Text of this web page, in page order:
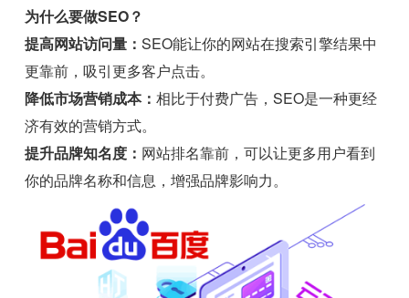
为什么要做SEO？
提高网站访问量：SEO能让你的网站在搜索引擎结果中
更靠前，吸引更多客户点击。
降低市场营销成本：相比于付费广告，SEO是一种更经
济有效的营销方式。
提升品牌知名度： 网站排名靠前，可以让更多用户看到
你的品牌名称和信息，增强品牌影响力。